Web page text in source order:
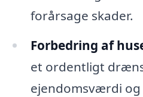
forårsage skader.
Forbedring af
et ordentligt
ejendomsværdi